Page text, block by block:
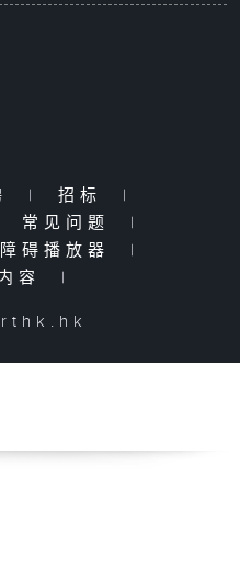
| 招标
|
常见问题
|
碍播放器
|
容
|